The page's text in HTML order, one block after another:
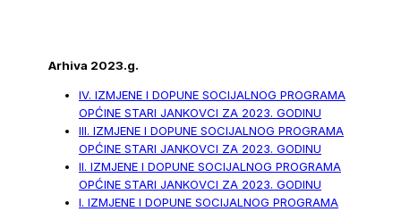
Arhiva 2023.g.
IV. IZMJENE I DOPUNE SOCIJALNOG PROGRAMA
OPĆINE STARI JANKOVCI ZA 2023. GODINU
III. IZMJENE I DOPUNE SOCIJALNOG PROGRAMA
OPĆINE STARI JANKOVCI ZA 2023. GODINU
II. IZMJENE I DOPUNE SOCIJALNOG PROGRAMA
OPĆINE STARI JANKOVCI ZA 2023. GODINU
I. IZMJENE I DOPUNE SOCIJALNOG PROGRAMA